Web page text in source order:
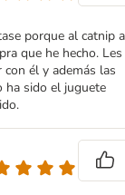
porque al catnip a
que he hecho. Les
él y además las
ha sido el juguete